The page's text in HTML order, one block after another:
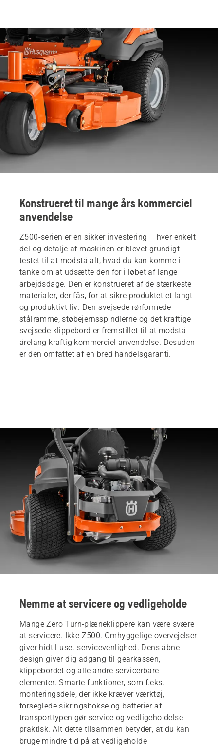
Konstrueret til mange års kommerciel
anvendelse
Z500-serien er en sikker investering – hver enkelt
del og detalje af maskinen er blevet grundigt
testet til at modstå alt, hvad du kan komme i
tanke om at udsætte den for i løbet af lange
arbejdsdage. Den er konstrueret af de stærkeste
materialer, der fås, for at sikre produktet et langt
og produktivt liv. Den svejsede rørformede
stålramme, støbejernsspindlerne og det kraftige
svejsede klippebord er fremstillet til at modstå
årelang kraftig kommerciel anvendelse. Desuden
er den omfattet af en bred handelsgaranti.
Nemme at servicere og vedligeholde
Mange Zero Turn-plæneklippere kan være svære
at servicere. Ikke Z500. Omhyggelige overvejelser
giver hidtil uset servicevenlighed. Dens åbne
design giver dig adgang til gearkassen,
klippebordet og alle andre servicerbare
elementer. Smarte funktioner, som f.eks.
monteringsdele, der ikke kræver værktøj,
forseglede sikringsbokse og batterier af
transporttypen gør service og vedligeholdelse
praktisk. Alt dette tilsammen betyder, at du kan
bruge mindre tid på at vedligeholde